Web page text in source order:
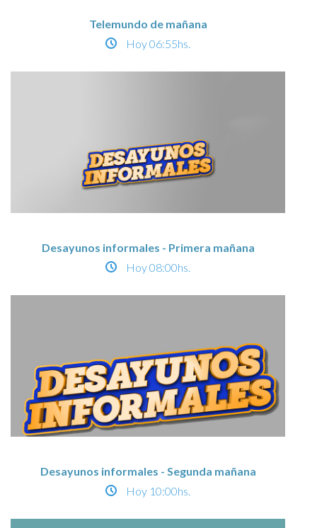
Telemundo de mañana
Hoy06:55hs.
Desayunos informales - Primera mañana
Hoy08:00hs.
Desayunos informales - Segunda mañana
Hoy 10:00hs.